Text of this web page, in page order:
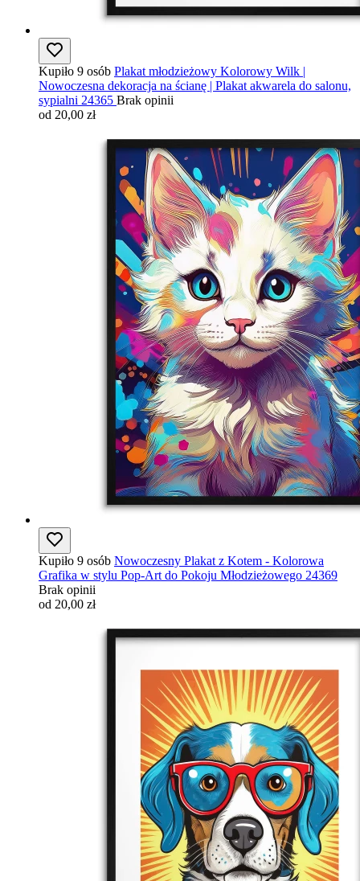
Kupiło 9 osób Plakat młodzieżowy Kolorowy Wilk |
Nowoczesna dekoracja na ścianę | Plakat akwarela do salonu,
sypialni 24365 Brak opinii
od 20,00 zł
Kupiło 9 osób Nowoczesny Plakat z Kotem - Kolorowa
Grafika w stylu Pop-Art do Pokoju Młodzieżowego 24369
Brak opinii
od 20,00 zł